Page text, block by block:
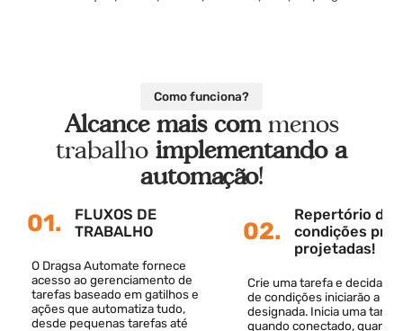
de usar, sem conhecimento técnico adicional e com
Alcance mais commenos
trabalhoimplementando a
automação!